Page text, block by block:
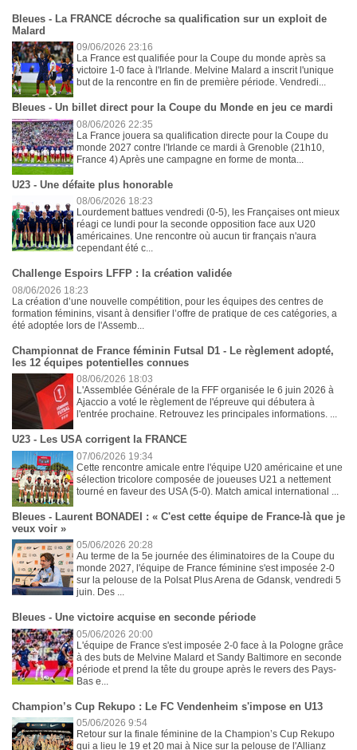
Bleues - La FRANCE décroche sa qualification sur un exploit de
Malard
09/06/2026 23:16
La France est qualifiée pour la Coupe du monde après sa
victoire 1-0 face à l'Irlande. Melvine Malard a inscrit l'unique
but de la rencontre en fin de première période. Vendredi...
Bleues - Un billet direct pour la Coupe du Monde en jeu ce mardi
08/06/2026 22:35
La France jouera sa qualification directe pour la Coupe du
monde 2027 contre l'Irlande ce mardi à Grenoble (21h10,
France 4) Après une campagne en forme de monta...
U23 - Une défaite plus honorable
08/06/2026 18:23
Lourdement battues vendredi (0-5), les Françaises ont mieux
réagi ce lundi pour la seconde opposition face aux U20
américaines. Une rencontre où aucun tir français n'aura
cependant été c...
Challenge Espoirs LFFP : la création validée
08/06/2026 18:23
La création d’une nouvelle compétition, pour les équipes des centres de
formation féminins, visant à densifier l’offre de pratique de ces catégories, a
été adoptée lors de l'Assemb...
Championnat de France féminin Futsal D1 - Le règlement adopté,
les 12 équipes potentielles connues
08/06/2026 18:03
L'Assemblée Générale de la FFF organisée le 6 juin 2026 à
Ajaccio a voté le règlement de l'épreuve qui débutera à
l'entrée prochaine. Retrouvez les principales informations. ...
U23 - Les USA corrigent la FRANCE
07/06/2026 19:34
Cette rencontre amicale entre l'équipe U20 américaine et une
sélection tricolore composée de joueuses U21 a nettement
tourné en faveur des USA (5-0). Match amical international ...
Bleues - Laurent BONADEI : « C'est cette équipe de France-là que je
veux voir »
05/06/2026 20:28
Au terme de la 5e journée des éliminatoires de la Coupe du
monde 2027, l'équipe de France féminine s'est imposée 2-0
sur la pelouse de la Polsat Plus Arena de Gdansk, vendredi 5
juin. Des ...
Bleues - Une victoire acquise en seconde période
05/06/2026 20:00
L'équipe de France s'est imposée 2-0 face à la Pologne grâce
à des buts de Melvine Malard et Sandy Baltimore en seconde
période et prend la tête du groupe après le revers des Pays-
Bas e...
Champion’s Cup Rekupo : Le FC Vendenheim s'impose en U13
05/06/2026 9:54
Retour sur la finale féminine de la Champion’s Cup Rekupo
qui a lieu le 19 et 20 mai à Nice sur la pelouse de l'Allianz